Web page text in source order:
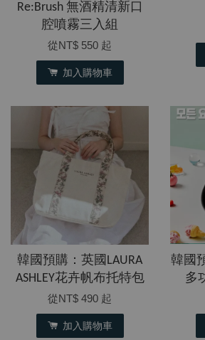
Re:Brush 無酒精清新口
腔噴霧三入組
從NT$ 550 起
加入購物車
韓國預購：英國LAURA
ASHLEY花卉帆布托特包
從NT$ 490 起
加入購物車
韓國
多